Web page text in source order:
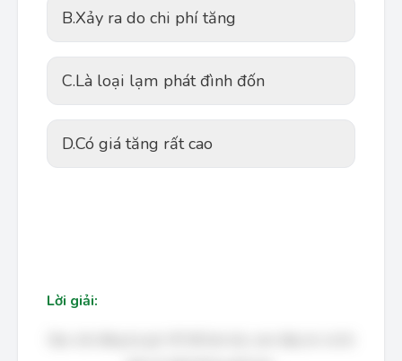
B.Xảy ra do chi phí tăng
C.Là loại lạm phát đình đốn
D.Có giá tăng rất cao
Lời giải: